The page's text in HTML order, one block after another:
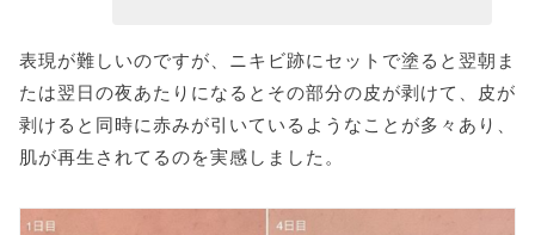
表現が難しいのですが、ニキビ跡にセットで塗ると翌朝ま
たは翌日の夜あたりになるとその部分の皮が剥けて、皮が
剥けると同時に赤みが引いているようなことが多々あり、
肌が再生されてるのを実感しました。